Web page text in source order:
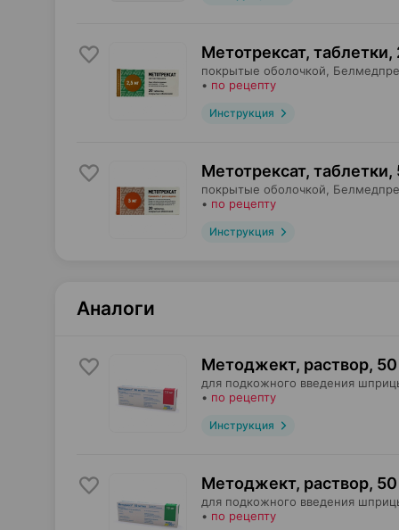
Метотрексат, таблетки,
покрытые оболочкой,
• по рецепту
Инструкция
Метотрексат, таблетки,
покрытые оболочкой,
• по рецепту
Инструкция
Аналоги
Методжект, раствор,
для подкожного введения
• по рецепту
Инструкция
Методжект, раствор,
для подкожного введения
• по рецепту